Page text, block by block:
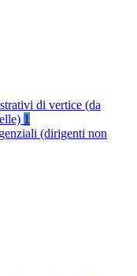
di vertice (da
1
(dirigenti non